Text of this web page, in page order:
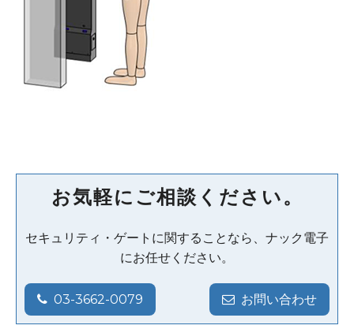
お気軽にご相談ください。
セキュリティ・ゲートに関することなら、ナック電子
にお任せください。
03-3662-0079 お問い合わせ